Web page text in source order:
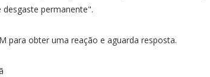
permanente".
para obter uma reação e aguarda resposta.